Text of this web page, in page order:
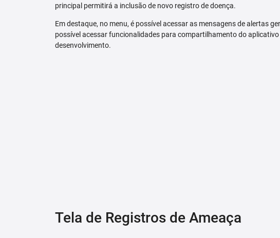
principal permitirá a inclusão de novo registro de doença.
Em destaque, no menu, é possível acessar as mensagens de alertas
possível acessar funcionalidades para compartilhamento do
desenvolvimento.
Tela de Registros de Ameaça